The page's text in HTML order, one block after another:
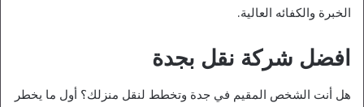
الخبرة والكفائه العالية.
افضل شركة نقل بجدة
هل أنت الشخص المقيم في جدة وتخطط لنقل منزلك؟ أول ما يخطر